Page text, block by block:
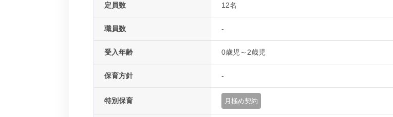
定員数 12名
職員数 -
受入年齢 0歳児～2歳児
保育方針 -
特別保育 月極め契約